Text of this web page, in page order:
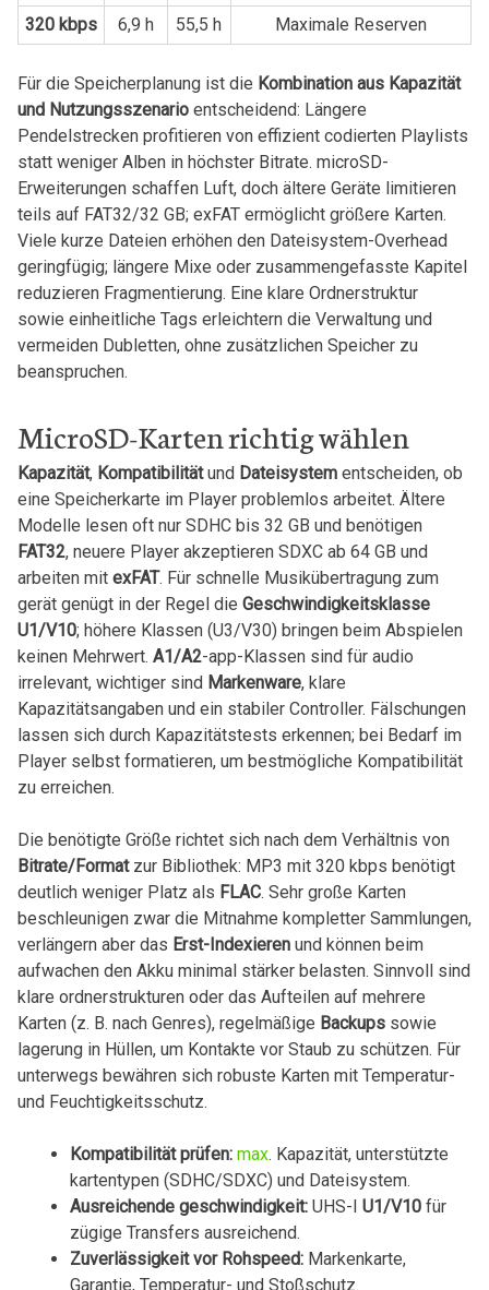
320 kbps
6,9 h 55,5 h Maximale Reserven
Für‍ die Speicherplanung‍ ist die Kombination aus Kapazität
und Nutzungsszenarioentscheidend: Längere
Pendelstrecken profitieren von effizient codierten Playlists
statt weniger Alben in höchster Bitrate. microSD-
Erweiterungen schaffen Luft, doch ältere⁤ Geräte limitieren
teils auf ⁢FAT32/32 GB; exFAT ermöglicht größere Karten.
Viele⁤ kurze Dateien ⁤erhöhen den Dateisystem-Overhead
geringfügig; längere Mixe oder zusammengefasste Kapitel
‍reduzieren Fragmentierung. Eine klare Ordnerstruktur
sowie‌ einheitliche Tags erleichtern die ⁤Verwaltung‍ und
vermeiden Dubletten, ohne zusätzlichen Speicher zu
beanspruchen.
MicroSD-Karten richtig wählen
Kapazität, Kompatibilitätund Dateisystementscheiden, ob
eine Speicherkarte im Player problemlos arbeitet. Ältere
Modelle lesen oft nur SDHC bis 32 GB⁤ und benötigen
FAT32, neuere Player akzeptieren SDXC ab 64 GB und
arbeiten mit exFAT. Für schnelle Musikübertragung zum‌
gerät genügt ‍in der Regel die Geschwindigkeitsklasse
U1/V10; höhere Klassen (U3/V30) bringen beim Abspielen
keinen Mehrwert. A1/A2-app-Klassen sind ⁤für audio
irrelevant, wichtiger⁤ sind Markenware, klare
Kapazitätsangaben und ein stabiler Controller. Fälschungen
lassen sich durch Kapazitätstests erkennen; bei Bedarf im
Player selbst formatieren, um bestmögliche Kompatibilität
zu erreichen.
Die benötigte⁤ Größe richtet sich nach⁣ dem Verhältnis von
Bitrate/Format⁣zur Bibliothek: MP3 mit 320 ⁢kbps benötigt
deutlich weniger Platz als FLAC. Sehr große‌ Karten
beschleunigen zwar die Mitnahme⁣ kompletter‍ Sammlungen,
verlängern aber das Erst-Indexierenund können‌ beim
aufwachen den Akku minimal stärker belasten. Sinnvoll sind
klare ordnerstrukturen oder das Aufteilen auf ⁤mehrere
Karten (z. B.‍ nach Genres), regelmäßige Backupssowie
lagerung in⁣ Hüllen, um Kontakte ‍vor Staub zu schützen. Für
unterwegs bewähren sich robuste Karten mit Temperatur-
und Feuchtigkeitsschutz.
Kompatibilität prüfen: max. Kapazität, unterstützte
kartentypen⁤ (SDHC/SDXC) und Dateisystem.
Ausreichende geschwindigkeit:UHS-I U1/V10für
zügige⁣ Transfers ausreichend.
Zuverlässigkeit vor Rohspeed:Markenkarte,
Garantie, Temperatur-⁣ und Stoßschutz.